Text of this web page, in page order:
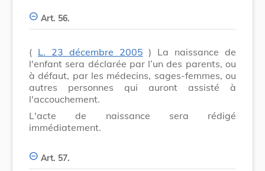
Art. 56.
( L. 23 décembre 2005 ) La naissance de
l'enfant sera déclarée par l’un des parents, ou
à défaut, par les médecins, sages-femmes, ou
autres personnes qui auront assisté à
l'accouchement.
L'acte de naissance sera rédigé
immédiatement.
Art. 57.